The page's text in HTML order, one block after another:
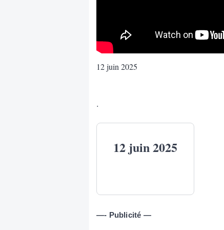
12 juin 2025
.
12 juin 2025
—- Publicité —